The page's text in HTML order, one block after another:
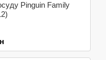
Pinguin Family